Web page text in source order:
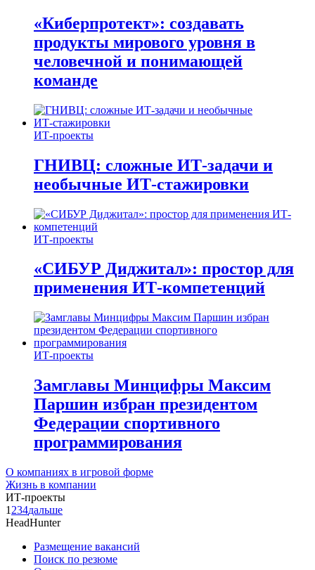
«Киберпротект»: создавать
продукты мирового уровня в
человечной и понимающей
команде
ИТ-проекты
ГНИВЦ: сложные ИТ‑задачи и
необычные ИТ‑стажировки
ИТ-проекты
«СИБУР Диджитал»: простор для
применения ИТ-компетенций
ИТ-проекты
Замглавы Минцифры Максим
Паршин избран президентом
Федерации спортивного
программирования
О компаниях в игровой форме
Жизнь в компании
ИТ-проекты
1 234дальше
HeadHunter
Размещение вакансий
Поиск по резюме